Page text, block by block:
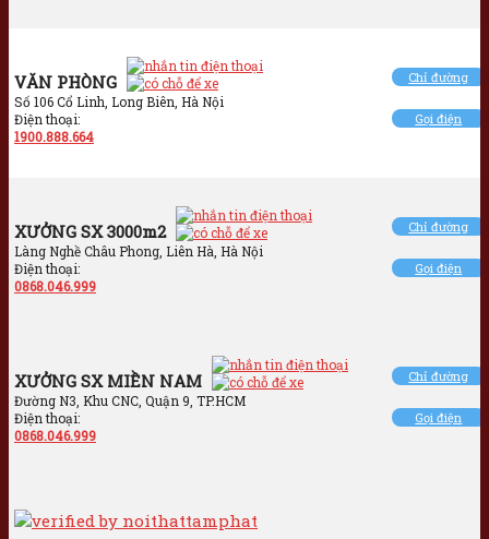
VĂN PHÒNG
Số 106 Cổ Linh, Long Biên, Hà Nội
Điện thoại:
1900.888.664
Chỉ đường
Gọi điện
XƯỞNG SX 3000m2
Làng Nghề Châu Phong, Liên Hà, Hà Nội
Điện thoại:
0868.046.999
Chỉ đường
Gọi điện
XƯỞNG SX MIỀN NAM
Đường N3, Khu CNC, Quận 9, TP.HCM
Điện thoại:
0868.046.999
Chỉ đường
Gọi điện